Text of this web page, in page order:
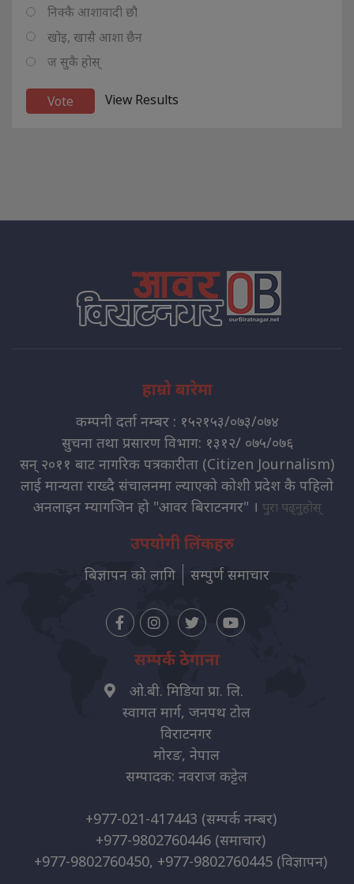
निक्कै आशावादी छौ
खोइ, खासै आशा छैन
ज सुकै होस्
View Results
हाम्रो बारेमा
कम्पनी दर्ता नम्बर : १५२१५३/०७३/०७४
सुचना तथा प्रसारण विभाग: १३१२/ ०७५/०७६
सन् २०११ बाट नागरिक पत्रकारीता (Citizen Journalism)
लाई मान्यता राख्दै संचालनमा ल्याएको कोशी प्रदेश कै पहिलो
अनलाइन म्यागजिन हो "आवर बिराटनगर" । पुरा पढ्नुहोस्
उपयोगी लिंकहरु
बिज्ञापन को लागि सम्पुर्ण समाचार
सम्पर्क ठेगाना
ओ.बी. मिडिया प्रा. लि.
स्वागत मार्ग, जनपथ टोल
विराटनगर
मोरङ, नेपाल
सम्पादक: नवराज कट्टेल
+977-021-417443 (सम्पर्क नम्बर)
+977-9802760446 (समाचार)
+977-9802760450, +977-9802760445 (विज्ञापन)